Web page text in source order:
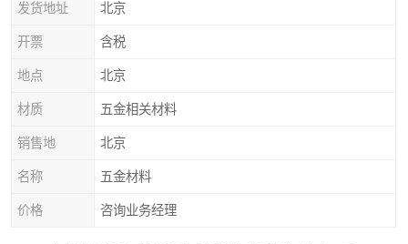
发货地址 北京
开票 含税
地点 北京
材质 五金相关材料
销售地 北京
名称 五金材料
价格 咨询业务经理